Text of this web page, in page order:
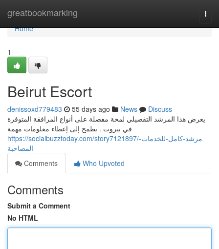
greatbookmarking
Home
Home
1
Beirut Escort
denissoxd779483 55 days ago News
Discuss
يعرض هذا المرشد التفصيلي لمحة مفصلة على أنواع المرافقة المتوفرة
في بيروت . يطمح إلى إعطاء معلومات مهمة
https://socialbuzztoday.com/story7121897/مرشد-كامل-للخدمات-
المصاحبة
Comments
Who Upvoted
Comments
Submit a Comment
No HTML